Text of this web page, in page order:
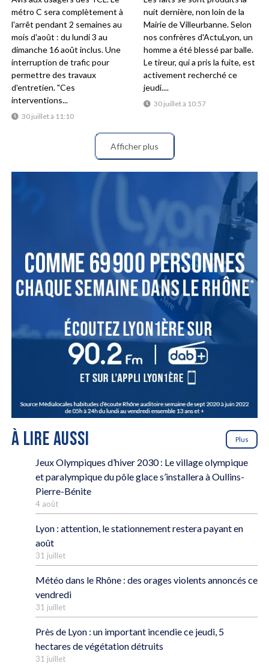
30 juillet à 11:10
métro C sera complètement à
l'arrêt pendant 2 semaines au
mois d'août : du lundi 3 au
dimanche 16 août inclus. Une
interruption de trafic pour
permettre des travaux
d'entretien. "Ces
interventions...
30 juillet à 10:57
nuit dernière, non loin de la
Mairie de Villeurbanne. Selon
nos confrères d'ActuLyon, un
homme a été blessé par balle.
Le tireur, qui a pris la fuite, est
activement recherché ce
jeudi....
Afficher plus
À LIRE AUSSI Plus
Jeux Olympiques d’hiver 2030 : Le village olympique
et paralympique du pôle glace s’installera à Oullins-
Pierre-Bénite
4 août
Lyon : attention, le stationnement restera payant en
août
31 juillet
Météo dans le Rhône : des orages violents annoncés ce
vendredi
31 juillet
Près de Lyon : un important incendie ce jeudi, 5
hectares de végétation détruits
31 juillet